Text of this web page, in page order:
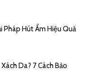
Pháp Hút Ẩm Hiệu Quả
Da? 7 Cách Bảo